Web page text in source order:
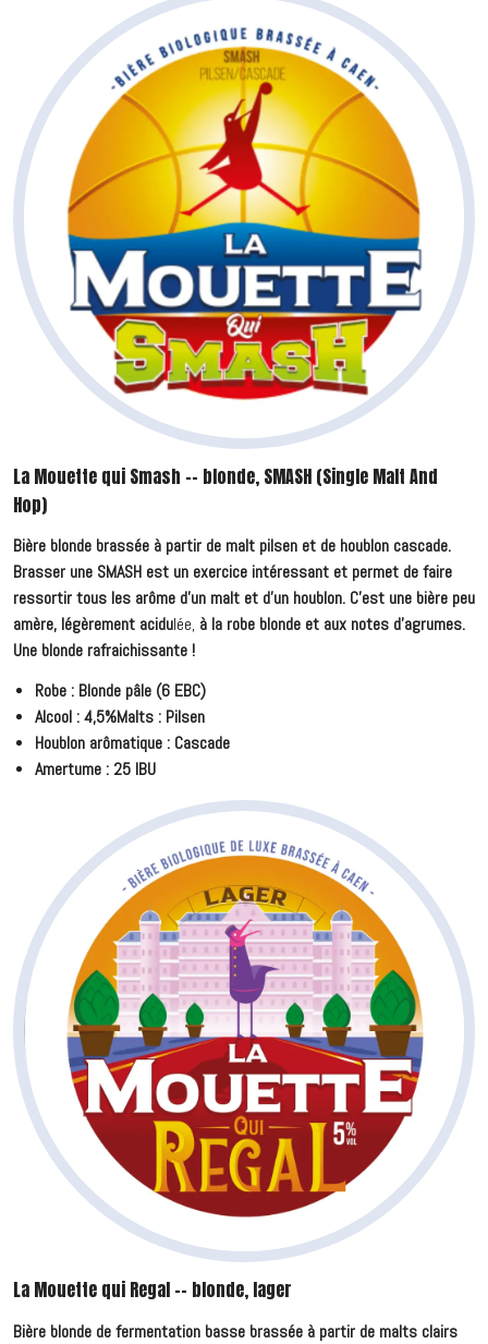
La Mouette qui Smash -- blonde, SMASH (Single Malt And
Hop)
Bière blonde brassée à partir de malt pilsen et de houblon cascade.
Brasser une SMASH est un exercice intéressant et permet de faire
ressortir tous les arôme d'un malt et d'un houblon. C'est une bière peu
amère, légèrement acidulée, à la robe blonde et aux notes d'agrumes.
Une blonde rafraichissante !
Robe : Blonde pâle (6 EBC)
Alcool : 4,5%Malts : Pilsen
Houblon arômatique : Cascade
Amertume : 25 IBU
La Mouette qui Regal -- blonde, lager
Bière blonde de fermentation basse brassée à partir de malts clairs